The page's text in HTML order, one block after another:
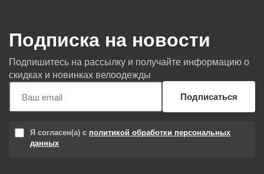
Подписка на новости
Подпишитесь на рассылку и получайте информацию о
скидках и новинках велоодежды
Подписаться
Я согласен(а) с политикой обработки персональных
данных